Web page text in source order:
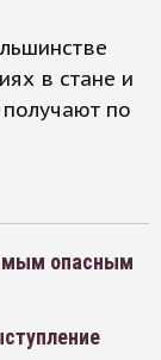
в стане и
по
опасным